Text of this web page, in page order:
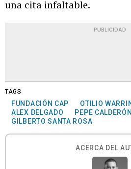
una cita infaltable.
PUBLICIDAD
TAGS
FUNDACIÓN CAP
OTILIO
ALEX DELGADO
PEPE CALDERÓN
GILBERTO SANTA ROSA
ACERCA DEL